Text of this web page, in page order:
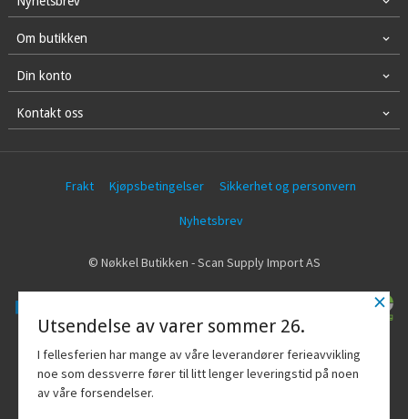
Om butikken
Din konto
Kontakt oss
Frakt Kjøpsbetingelser Sikkerhet og personvern
Nyhetsbrev
© Nøkkel Butikken - Scan Supply Import AS
Vår nettbutikk bruker cookies slik at du
får en bedre kjøpsopplevelse og vi kan
yte deg bedre service. Vi bruker cookies
hovedsaklig til å lagre
×
Utsendelse av varer sommer 26.
I fellesferien har mange av våre leverandører ferieavvikling
noe som dessverre fører til litt lenger leveringstid på noen
av våre forsendelser.